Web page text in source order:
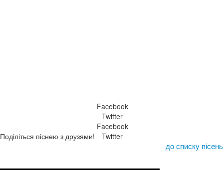
Поділіться піснею з друзями!
Facebook
Twitter
Facebook
Twitter
до списку пісень